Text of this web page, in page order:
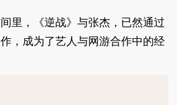
，《逆战》与张杰，已然通过
，成为了艺人与网游合作中的经